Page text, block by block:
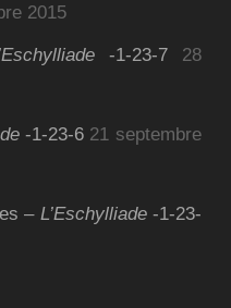
2015
-1-23-7
28
-1-23-6 21 septembre
– L’Eschylliade-1-23-